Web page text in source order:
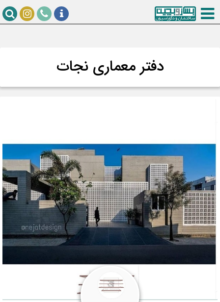
دفتر معماری نجات